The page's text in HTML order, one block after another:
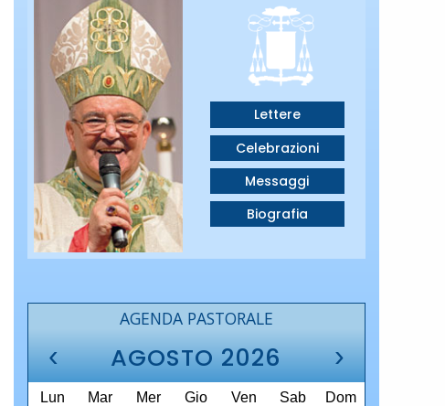
Lettere
Celebrazioni
Messaggi
Biografia
AGENDA PASTORALE
‹ AGOSTO 2026 ›
Lun Mar Mer Gio Ven Sab Dom